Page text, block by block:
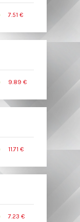
7.51 €
9.89 €
11.71 €
7.23 €